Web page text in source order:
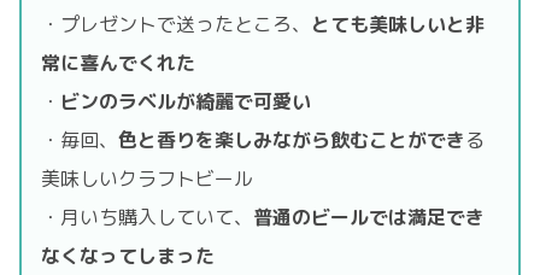
・プレゼントで送ったところ、 とても美味しいと非
常に喜んでくれた
・ ビンのラベルが綺麗で可愛い
・毎回、 色と香りを楽しみながら飲むことができる
美味しいクラフトビール
・月いち購入していて、 普通のビールでは満足でき
なくなってしまった